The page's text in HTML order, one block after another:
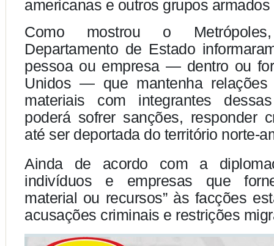
americanas e outros grupos
Como mostrou o
Departamento de Estado
pessoa ou empresa — dentro ou
Unidos — que mantenha relações
materiais com integrantes
poderá sofrer sanções, responder
até ser deportada do território norte-
Ainda de acordo com a
indivíduos e empresas que
material ou recursos” às facções
acusações criminais e restrições